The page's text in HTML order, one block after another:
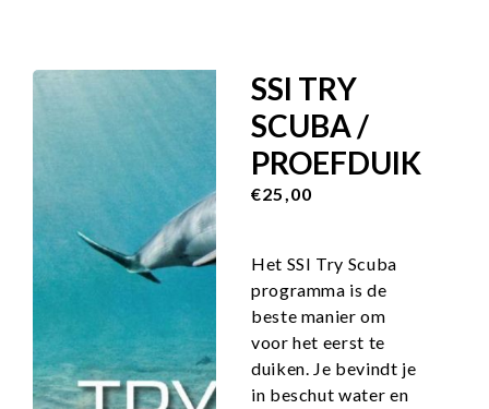
SSI TRY
SCUBA /
PROEFDUIK
€25,00
Het SSI Try Scuba
programma is de
beste manier om
voor het eerst te
duiken. Je bevindt je
in beschut water en